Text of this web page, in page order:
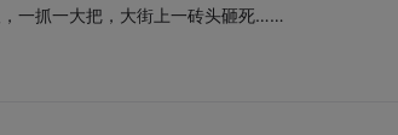
一抓一大把，大街上一砖头砸死……